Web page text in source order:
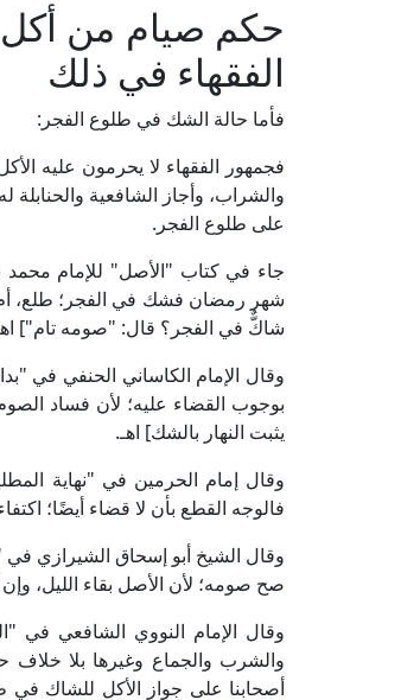
حكم صيام من
الفقهاء في ذلك
فأما حالة الشك في طلوع الفجر:
فجمهور الفقهاء لا يحرمون عليه
والشراب، وأجاز الشافعية
على طلوع الفجر.
شهر رمضان فشك في الفجر؛ طلع،
شاكٌّ في الفجر؟ قال: "صومه تام"]
بوجوب القضاء عليه؛ لأن فساد
يثبت النهار بالشك] اهـ.
فالوجه القطع بأن لا قضاء أيضًا؛
صح صومه؛ لأن الأصل بقاء الليل،
والشرب والجماع وغيرها بلا خلاف
أصحابنا على جواز الأكل للشاك في